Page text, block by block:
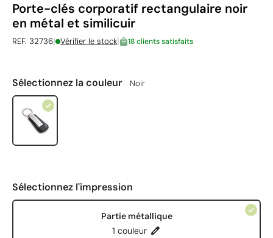
Porte-clés corporatif rectangulaire noir
en métal et similicuir
REF. 32736| Vérifier le stock| 18 clients satisfaits
Sélectionnez la couleur Noir
Sélectionnez l'impression
Partie métallique
1 couleur